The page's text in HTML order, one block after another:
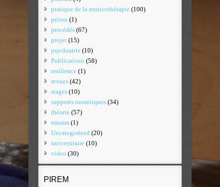
pratique de la musicothérapie (100)
prison (1)
procédés (67)
projet (15)
psychiatrie (10)
Publications (58)
resilience (1)
revues (42)
stages (10)
supports numériques (34)
théorie (57)
trauma (1)
Uncategorized (20)
universitaire (10)
video (30)
PIREM